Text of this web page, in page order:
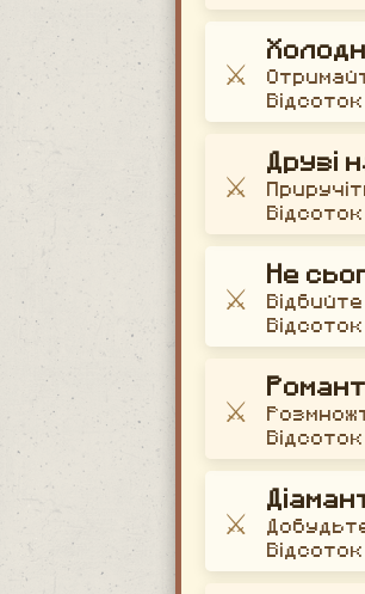
⚔️
⚔️
Друзі
⚔️
Не
⚔️
⚔️